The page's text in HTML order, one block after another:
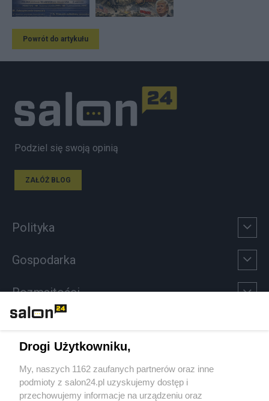
Powrót do artykułu
Podziel się swoją opinią
ZAŁÓŻ BLOG
Polityka
Gospodarka
Rozmaitości
Sport
Społeczeństwo
Drogi Użytkowniku,
My, naszych 1162 zaufanych partnerów oraz inne
podmioty z salon24.pl uzyskujemy dostęp i
przechowujemy informacje na urządzeniu oraz